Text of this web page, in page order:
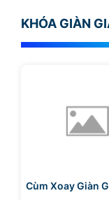
KHÓA GIÀN
Cùm Xoay Giàn